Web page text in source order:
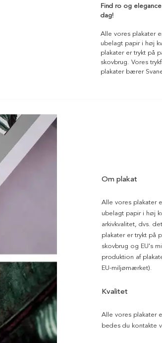
Find ro og
dag!
Alle vores plakater
ubelagt papir i høj
plakater er trykt på
skovbrug. Vores
plakater bærer
Om plakat
Alle vores plakater
ubelagt papir i høj
arkivkvalitet, dvs.
plakater er trykt på
skovbrug og EU's
produktion af
EU-miljømærket).
Kvalitet
Alle vores plakater
bedes du kontakte